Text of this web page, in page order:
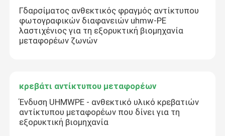
Γδαρσίματος ανθεκτικός φραγμός αντίκτυπου
φωτογραφικών διαφανειών uhmw-PE
λαστιχένιος για τη εξορυκτική βιομηχανία
μεταφορέων ζωνών
κρεβάτι αντίκτυπου μεταφορέων
Ένδυση UHMWPE - ανθεκτικό υλικό κρεβατιών
αντίκτυπου μεταφορέων που δίνει για τη
εξορυκτική βιομηχανία